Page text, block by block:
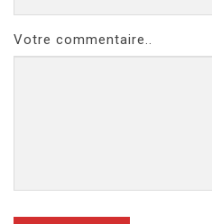
Votre commentaire..